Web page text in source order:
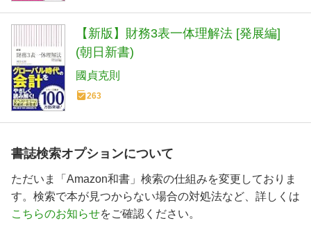
【新版】財務3表一体理解法 [発展編]
(朝日新書)
國貞克則
263
書誌検索オプションについて
ただいま「Amazon和書」検索の仕組みを変更しておりま
す。検索で本が見つからない場合の対処法など、詳しくは
こちらのお知らせをご確認ください。